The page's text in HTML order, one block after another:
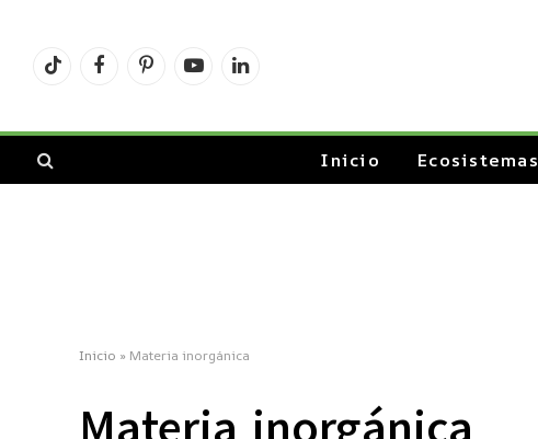
TikTok FacebookPinterestYouTubeLinkedIn
Inicio Ecosistemas
Inicio » Materia inorgánica